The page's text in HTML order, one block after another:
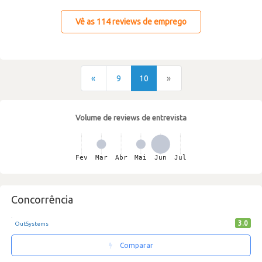
Vê as 114 reviews de emprego
« 9 10 »
Volume de reviews de entrevista
Concorrência
OutSystems 3.0
Comparar